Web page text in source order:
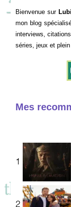
Bienvenue sur
mon blog
interviews,
séries, jeux et
Mes
1
2